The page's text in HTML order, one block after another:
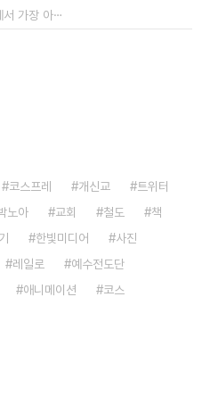
서 가장 아⋯
코스프레 개신교
트위터
노아 교회 철도
책
한빛미디어
사진
레일로
예수전도단
애니메이션
코스